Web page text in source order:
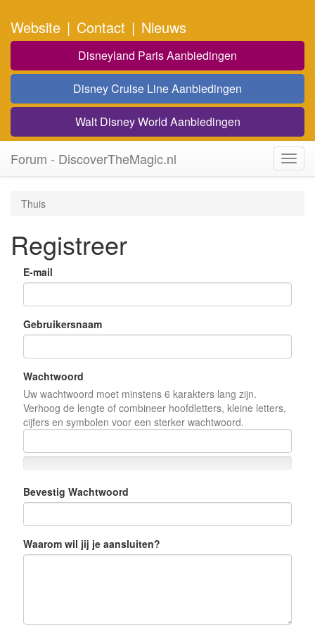
Website | Contact | Nieuws
Disneyland Paris Aanbiedingen
Disney Cruise Line Aanbiedingen
Walt Disney World Aanbiedingen
Forum - DiscoverTheMagic.nl
Thuis
Registreer
E-mail
Gebruikersnaam
Wachtwoord
Uw wachtwoord moet minstens 6 karakters lang zijn.
Verhoog de lengte of combineer hoofdletters, kleine letters,
cijfers en symbolen voor een sterker wachtwoord.
Bevestig Wachtwoord
Waarom wil jij je aansluiten?